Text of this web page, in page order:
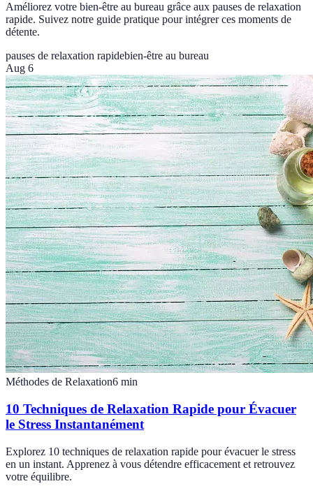
Améliorez votre bien-être au bureau grâce aux pauses de relaxation
rapide. Suivez notre guide pratique pour intégrer ces moments de
détente.
pauses de relaxation rapidebien-être au bureau
Aug 6
Méthodes de Relaxation6 min
10 Techniques de Relaxation Rapide pour Évacuer
le Stress Instantanément
Explorez 10 techniques de relaxation rapide pour évacuer le stress
en un instant. Apprenez à vous détendre efficacement et retrouvez
votre équilibre.